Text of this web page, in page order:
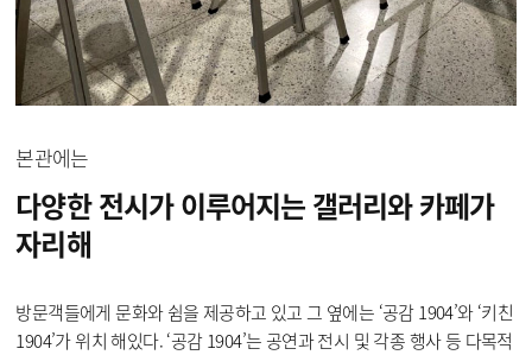
본관에는
다양한 전시가 이루어지는갤러리와 카페가
자리해
방문객들에게 문화와 쉼을 제공하고 있고 그 옆에는 ‘공감 1904’와 ‘키친
1904’가 위치 해있다. ‘공감 1904’는 공연과 전시 및 각종 행사 등 다목적